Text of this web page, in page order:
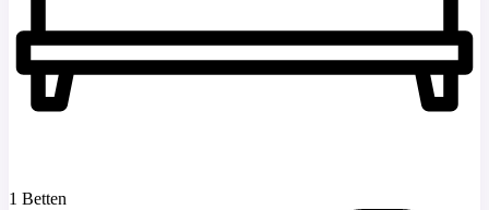
1 Betten